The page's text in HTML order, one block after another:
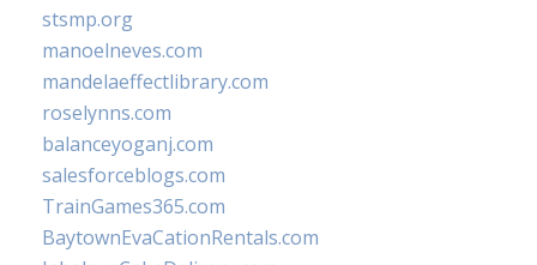
stsmp.org
manoelneves.com
mandelaeffectlibrary.com
roselynns.com
balanceyoganj.com
salesforceblogs.com
TrainGames365.com
BaytownEvaCationRentals.com